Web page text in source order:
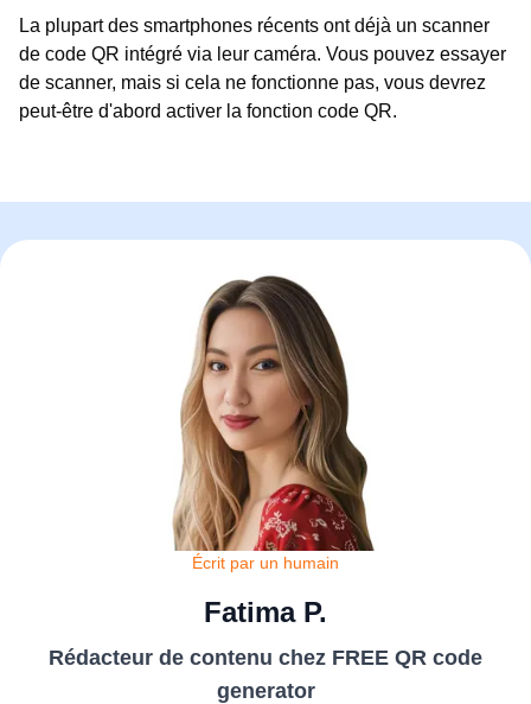
La plupart des smartphones récents ont déjà un scanner
de code QR intégré via leur caméra. Vous pouvez essayer
de scanner, mais si cela ne fonctionne pas, vous devrez
peut-être d'abord activer la fonction code QR.
Écrit par un humain
Fatima P.
Rédacteur de contenu chez FREE QR code
generator